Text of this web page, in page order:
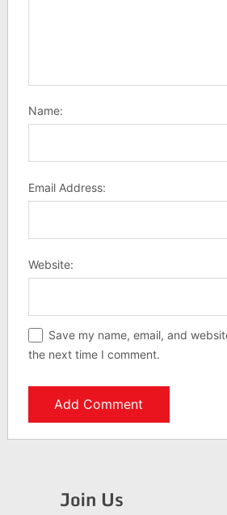
Name:
Email Address:
Website:
Save my name, email, and
the next time I comment.
Join Us